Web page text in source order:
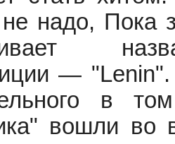
не надо, Пока
—
в
вошли во